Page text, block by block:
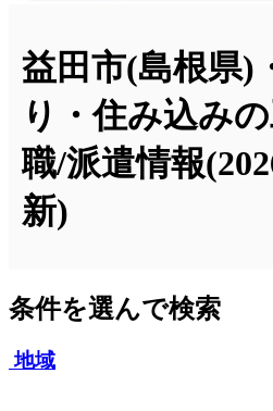
益田市(島根県)
り・住み込み
職/派遣情報
新)
条件を選んで検索
地域